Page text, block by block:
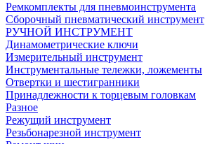
Ремкомплекты для пневмоинструмента
Сборочный пневматический инструмент
РУЧНОЙ ИНСТРУМЕНТ
Динамометрические ключи
Измерительный инструмент
Инструментальные тележки, ложементы
Отвертки и шестигранники
Принадлежности к торцевым головкам
Разное
Режущий инструмент
Резьбонарезной инструмент